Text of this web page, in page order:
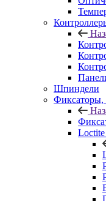
Шпиндели
Фиксаторы,
Loctite